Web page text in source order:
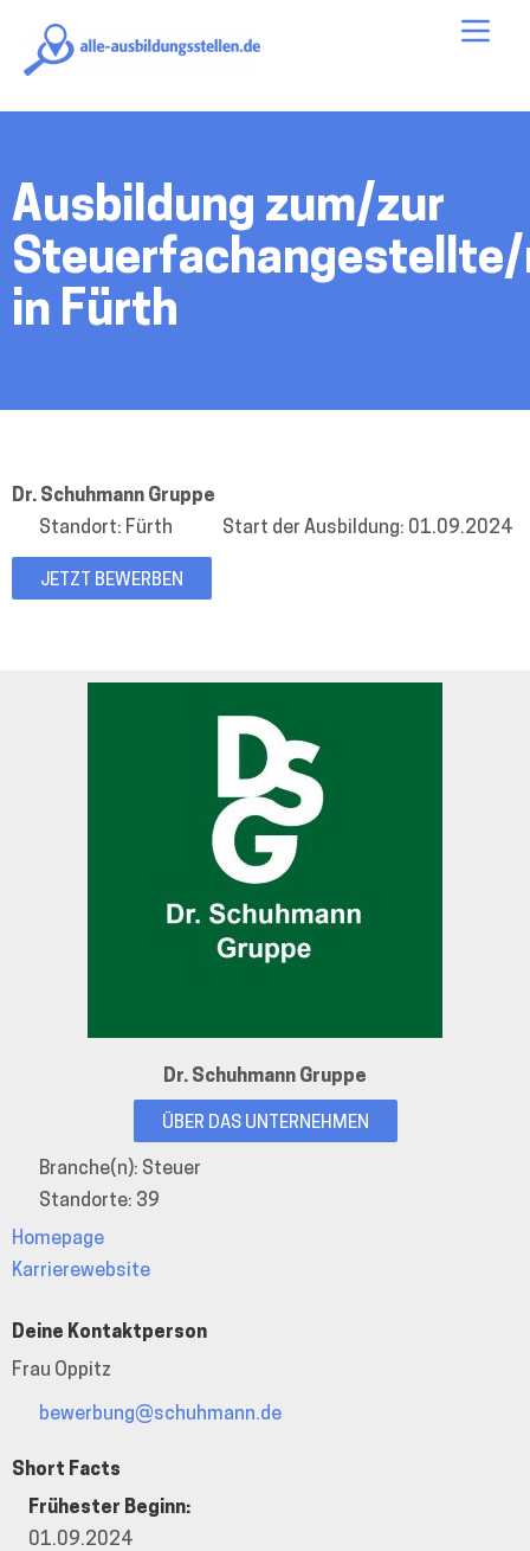
Ausbildung zum/zur
in Fürth
Dr. Schuhmann Gruppe
Standort: Fürth
Start der Ausbildung: 01.09.2024
JETZT BEWERBEN
Dr. Schuhmann Gruppe
ÜBER DAS UNTERNEHMEN
Branche(n): Steuer
Standorte: 39
Homepage
Karrierewebsite
Deine Kontaktperson
Frau Oppitz
bewerbung@schuhmann.de
Short Facts
Frühester Beginn:
01.09.2024